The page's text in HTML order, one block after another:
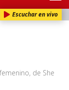
Escuchar en vivo
de She